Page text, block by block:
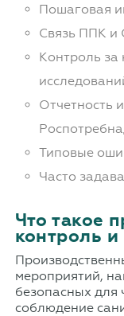
Пошаговая
Связь ППК и
Контроль за
Отчетность
Типовые
Часто
Что такое
контроль
мероприятий,
безопасных для
соблюдение